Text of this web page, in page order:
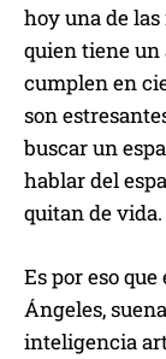
hoy una de
quien tiene un
cumplen en
son
buscar un
hablar del
quitan de vida.
Es por eso
Ángeles,
inteligencia